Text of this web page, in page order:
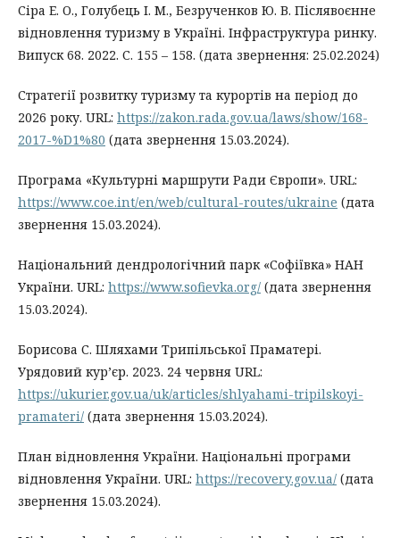
Сіра Е. О., Голубець І. М., Безрученков Ю. В. Післявоєнне
відновлення туризму в Україні. Інфраструктура ринку.
Випуск 68. 2022. С. 155 – 158. (дата звернення: 25.02.2024)
Стратегії розвитку туризму та курортів на період до
2026 року. URL: https://zakon.rada.gov.ua/laws/show/168-
2017-%D1%80 (дата звернення 15.03.2024).
Програма «Культурні маршрути Ради Європи». URL:
https://www.coe.int/en/web/cultural-routes/ukraine (дата
звернення 15.03.2024).
Національний дендрологічний парк «Софіївка» НАН
України. URL: https://www.sofievka.org/ (дата звернення
15.03.2024).
Борисова С. Шляхами Трипільської Праматері.
Урядовий кур’єр. 2023. 24 червня URL:
https://ukurier.gov.ua/uk/articles/shlyahami-tripilskoyi-
pramateri/ (дата звернення 15.03.2024).
План відновлення України. Національні програми
відновлення України. URL: https://recovery.gov.ua/ (дата
звернення 15.03.2024).